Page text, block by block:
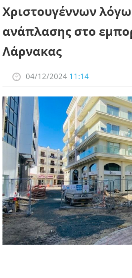
ΣΥΝΔΕΣΜΟΙ
ΠΕΡΙΣΣΟΤΕΡΑ
Χριστουγέννων
ανάπλασης στο
Λάρνακας
04/12/2024 11:14